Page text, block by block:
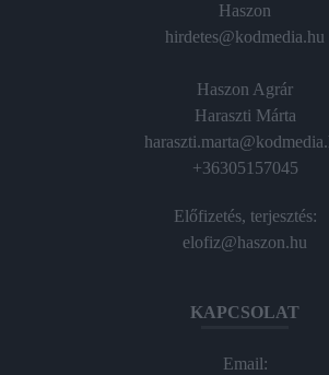
Haszon
hirdetes@kodmedia.hu
Haszon Agrár
Haraszti Márta
+36305157045
Előfizetés, terjesztés:
elofiz@haszon.hu
KAPCSOLAT
Email: